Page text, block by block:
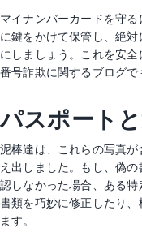
マイナンバーカードを守
に鍵をかけて保管し、絶
にしましょう。これを安
番号詐欺に関するブログで
パスポート
泥棒達は、これらの写真
え出しました。もし、偽
認しなかった場合、ある
書類を巧妙に修正したり
ます。